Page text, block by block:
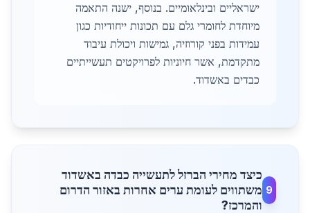
ישראליים ובינלאומיים. בנוסף, ישנה התאמה
מיוחדת לחומרי גלם עם תכונות ייחודיות כגון
עמידות בפני קורוזיה, גמישות ויכולת עיבוד
מתקדמת, אשר חיוניות לפרויקטים תעשייתיים
כבדים באשדוד.
9
כיצד מחירי הברזל לתעשייה כבדה באשדוד
משתווים לעומת ערים אחרות באזור הדרום
והמרכז?